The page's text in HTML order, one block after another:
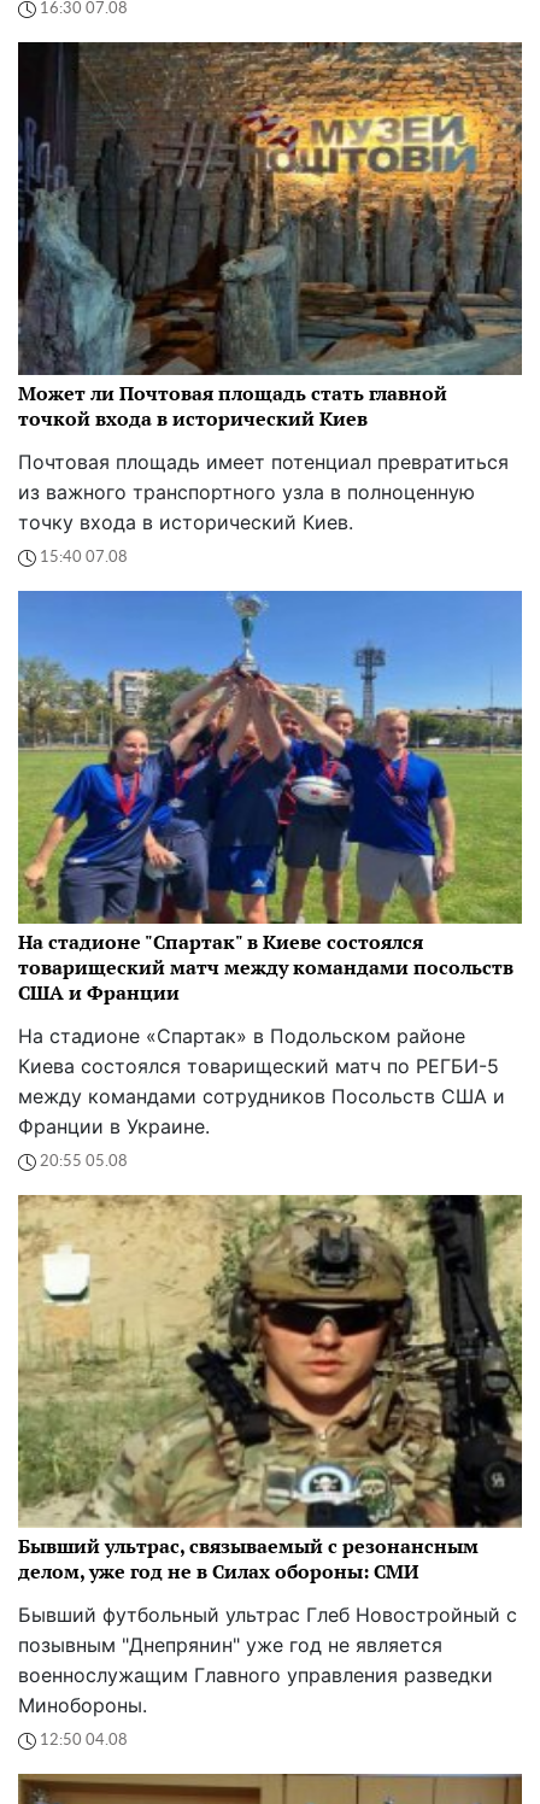
16:30 07.08
Может ли Почтовая площадь стать главной
точкой входа в исторический Киев
Почтовая площадь имеет потенциал превратиться
из важного транспортного узла в полноценную
точку входа в исторический Киев.
15:40 07.08
На стадионе "Спартак" в Киеве состоялся
товарищеский матч между командами посольств
США и Франции
На стадионе «Спартак» в Подольском районе
Киева состоялся товарищеский матч по РЕГБИ-5
между командами сотрудников Посольств США и
Франции в Украине.
20:55 05.08
Бывший ультрас, связываемый с резонансным
делом, уже год не в Силах обороны: СМИ
Бывший футбольный ультрас Глеб Новостройный с
позывным "Днепрянин" уже год не является
военнослужащим Главного управления разведки
Минобороны.
12:50 04.08